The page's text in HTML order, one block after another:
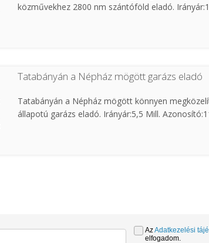
közművekhez 2800 nm szántóföld eladó.
Tatabányán a Népház mögött garázs eladó
Tatabányán a Népház mögött könnyen
állapotú garázs eladó. Irányár:5,5 Mill.
AzAdatkezelési
elfogadom.